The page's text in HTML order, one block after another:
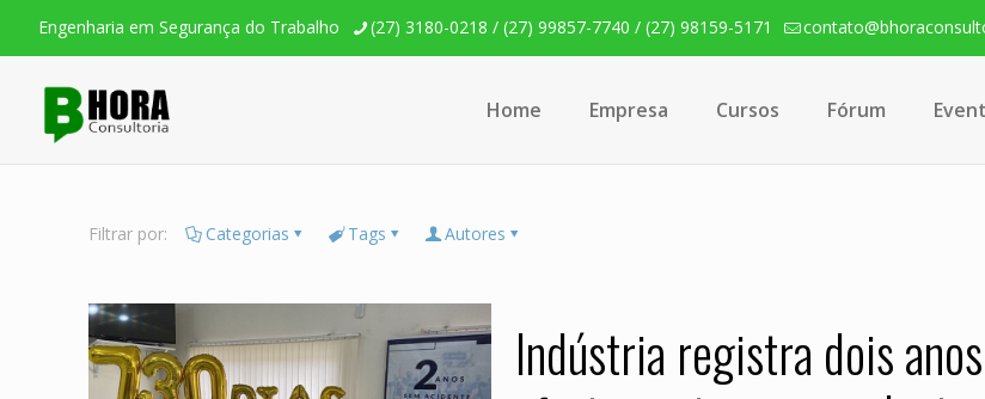
Engenharia em Segurança do Trabalho (27) 3180-0218 / (27) 99857-7740 / (27) 98159-5171
Home Empresa Cursos Fórum
Filtrar por: Categorias Tags Autores
Indústria registra dois